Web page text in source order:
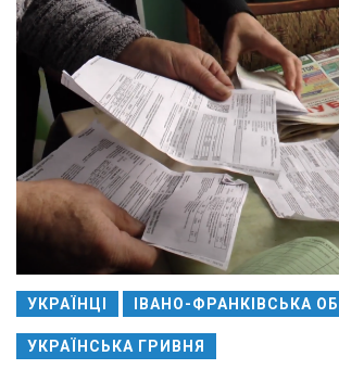
УКРАЇНЦІ ІВАНО-ФРАНКІВСЬКА
УКРАЇНСЬКА ГРИВНЯ